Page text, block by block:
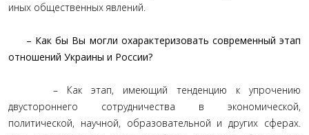
иных общественных явлений.
– Как бы Вы могли охарактеризовать современный этап
отношений Украины и России?
– Как этап, имеющий тенденцию к упрочению
двустороннего сотрудничества в экономической,
политической, научной, образовательной и других сферах.